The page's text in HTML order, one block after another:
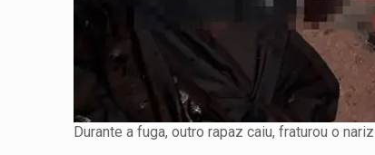
Durante a fuga, outro rapaz caiu, fraturou o